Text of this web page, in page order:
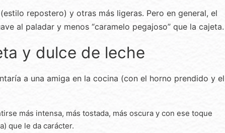
repostero) y otras más ligeras. Pero en general, el
al paladar y menos “caramelo pegajoso” que la cajeta.
y dulce de leche
a una amiga en la cocina (con el horno prendido y el
más intensa, más tostada, más oscura y con ese toque
que le da carácter.